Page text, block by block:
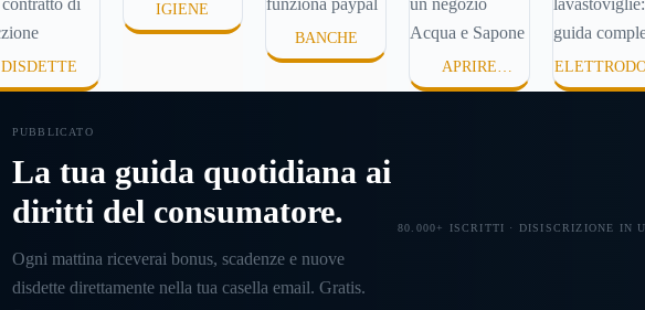
prima che scada. In
inviare la disdetta per un
temono texture pesanti,
appiccicose o difficili da
davvero)
DISDETTE
IGIENE
BANCHE
APRIRE
UN'ATTIVITÀ
STICI
PUBBLICATO
La tua guida quotidiana ai
diritti del consumatore.
Ogni mattina riceverai bonus, scadenze e nuove
disdette direttamente nella tua casella email. Gratis.
80.000+ ISCRITTI · DISISCRIZIONE IN